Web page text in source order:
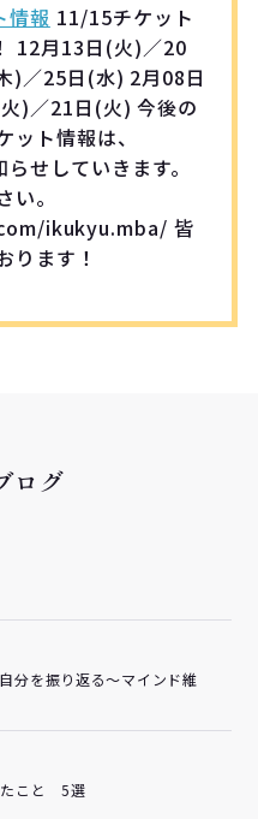
情報 11/15チケット
12月13日(火)／20
)／25日(水) 2月08日
)／21日(火) 今後の
ット情報は、
せしていきます。
。
ikukyu.mba/ 皆
ります！
ログ
分を振り返る～マインド維
たこと 5選